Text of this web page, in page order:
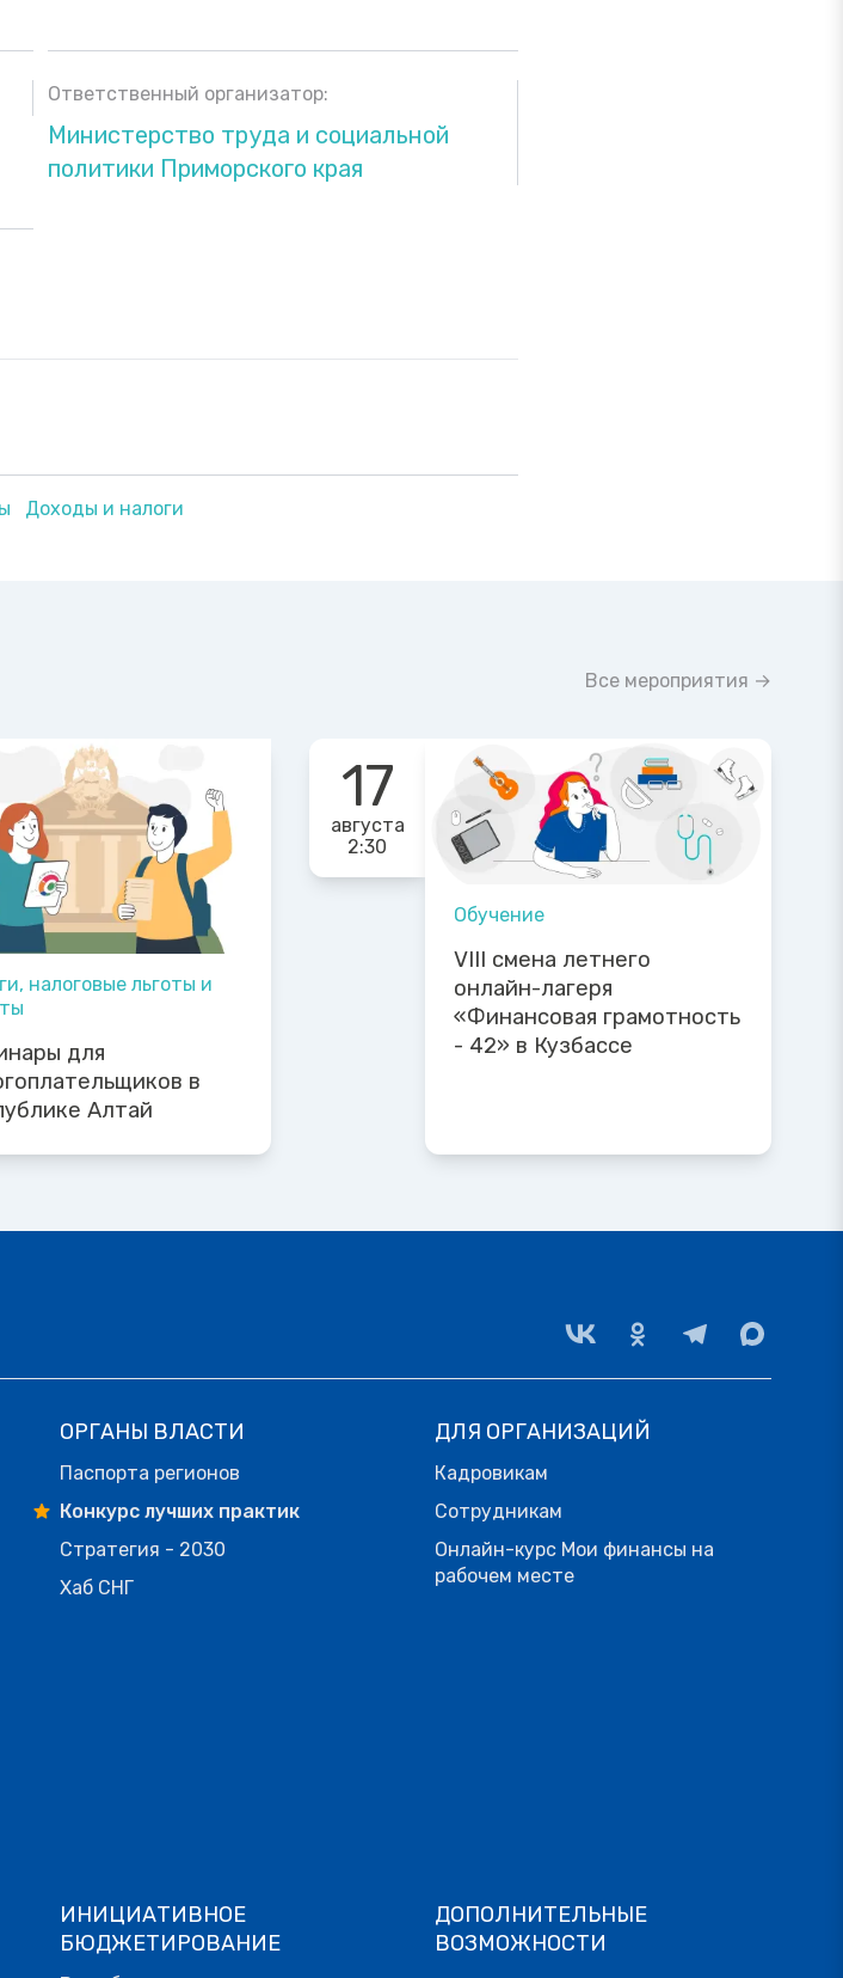
Ответственный организатор:
Министерство труда и социальной
политики Приморского края
Доходы и налоги
Все мероприятия →
налоговые льготы и
для
в
Алтай
17
августа
2:30
Обучение
VIII смена летнего
онлайн-лагеря
«Финансовая грамотность
- 42» в Кузбассе
ОРГАНЫ ВЛАСТИ
Паспорта регионов
Конкурс лучших практик
Стратегия - 2030
Хаб СНГ
ДЛЯ ОРГАНИЗАЦИЙ
Кадровикам
Сотрудникам
Онлайн-курс Мои финансы на
рабочем месте
ИНИЦИАТИВНОЕ
БЮДЖЕТИРОВАНИЕ
ДОПОЛНИТЕЛЬНЫЕ
ВОЗМОЖНОСТИ